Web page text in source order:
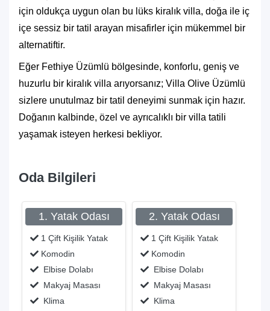
için oldukça uygun olan bu lüks kiralık villa, doğa ile iç
içe sessiz bir tatil arayan misafirler için mükemmel bir
alternatiftir.
Eğer Fethiye Üzümlü bölgesinde, konforlu, geniş ve
huzurlu bir kiralık villa arıyorsanız; Villa Olive Üzümlü
sizlere unutulmaz bir tatil deneyimi sunmak için hazır.
Doğanın kalbinde, özel ve ayrıcalıklı bir villa tatili
yaşamak isteyen herkesi bekliyor.
Oda Bilgileri
1. Yatak Odası
1 Çift Kişilik Yatak
Komodin
Elbise Dolabı
Makyaj Masası
Klima
2. Yatak Odası
1 Çift Kişilik Yatak
Komodin
Elbise Dolabı
Makyaj Masası
Klima